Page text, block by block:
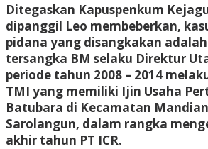
Ditegaskan Kapuspenkum
dipanggil Leo membeberkan,
pidana yang disangkakan
tersangka BM selaku Direktur
periode tahun 2008 – 2014
TMI yang memiliki Ijin Usaha
Batubara di Kecamatan
Sarolangun, dalam rangka
akhir tahun PT ICR.